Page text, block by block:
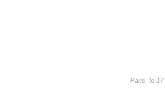
👉
👉
Paris, le 17